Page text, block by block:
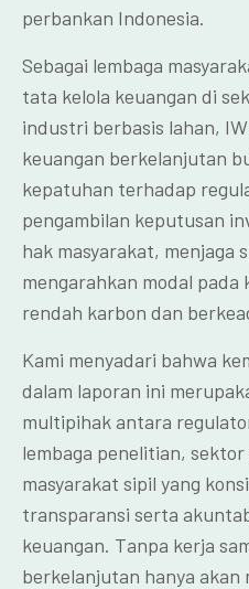
perbankan Indonesia.
Sebagai lembaga
tata kelola keuangan di
industri berbasis lahan,
keuangan berkelanjutan
kepatuhan terhadap
pengambilan keputusan
hak masyarakat, menjaga
mengarahkan modal pada
rendah karbon dan
Kami menyadari bahwa
dalam laporan ini
multipihak antara
lembaga penelitian,
masyarakat sipil yang
transparansi serta
keuangan. Tanpa kerja
berkelanjutan hanya akan